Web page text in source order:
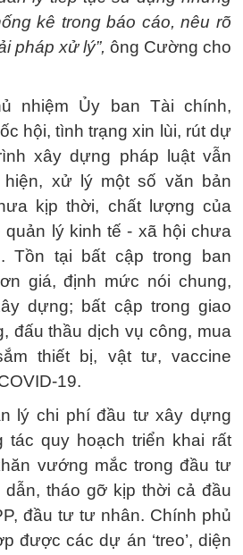
kê trong báo cáo, nêu rõ
pháp xử lý”, ông Cường cho
nhiệm Ủy ban Tài chính,
hội, tình trạng xin lùi, rút dự
xây dựng pháp luật vẫn
xử lý một số văn bản
kịp thời, chất lượng của
quản lý kinh tế - xã hội chưa
Tồn tại bất cập trong ban
giá, định mức nói chung,
dựng; bất cập trong giao
đấu thầu dịch vụ công, mua
thiết bị, vật tư, vaccine
19.
lý chi phí đầu tư xây dựng
tác quy hoạch triển khai rất
vướng mắc trong đầu tư
tháo gỡ kịp thời cả đầu
đầu tư tư nhân. Chính phủ
được các dự án ‘treo’, diện